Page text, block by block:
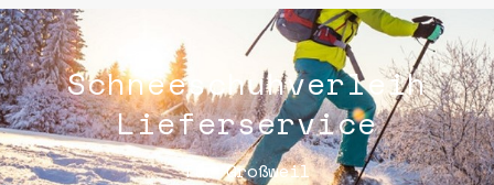
Schneeschuhverleih
Lieferservice
für Großweil